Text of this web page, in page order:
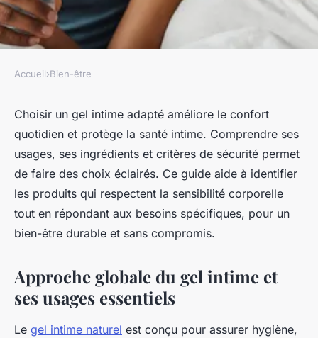
Bien choisir son gel intime :
conseils pour un meilleur
quotidien
Yanis•25 août 2025•5 min de lecture
Accueil›Bien-être
Choisir un gel intime adapté améliore le confort
quotidien et protège la santé intime. Comprendre ses
usages, ses ingrédients et critères de sécurité permet
de faire des choix éclairés. Ce guide aide à identifier
les produits qui respectent la sensibilité corporelle
tout en répondant aux besoins spécifiques, pour un
bien-être durable et sans compromis.
Approche globale du gel intime et
ses usages essentiels
Le gel intime naturel est conçu pour assurer hygiène,